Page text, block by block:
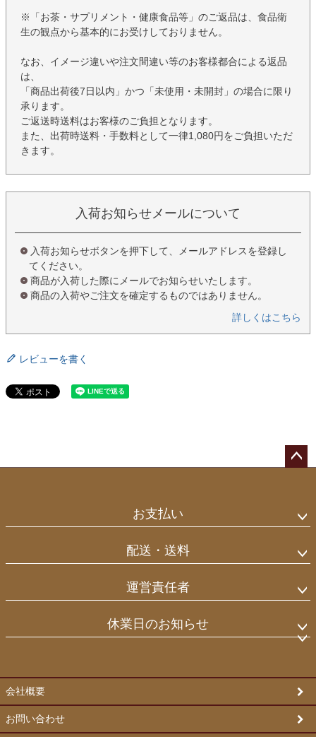
※「お茶・サプリメント・健康食品等」のご返品は、食品衛
生の観点から基本的にお受けしておりません。
なお、イメージ違いや注文間違い等のお客様都合による返品
は、
「商品出荷後7日以内」かつ「未使用・未開封」の場合に限り
承ります。
ご返送時送料はお客様のご負担となります。
また、出荷時送料・手数料として一律1,080円をご負担いただ
きます。
入荷お知らせメールについて
入荷お知らせボタンを押下して、メールアドレスを登録し
てください。
商品が入荷した際にメールでお知らせいたします。
商品の入荷やご注文を確定するものではありません。
詳しくはこちら
レビューを書く
お支払い
配送・送料
運営責任者
休業日のお知らせ
会社概要
お問い合わせ